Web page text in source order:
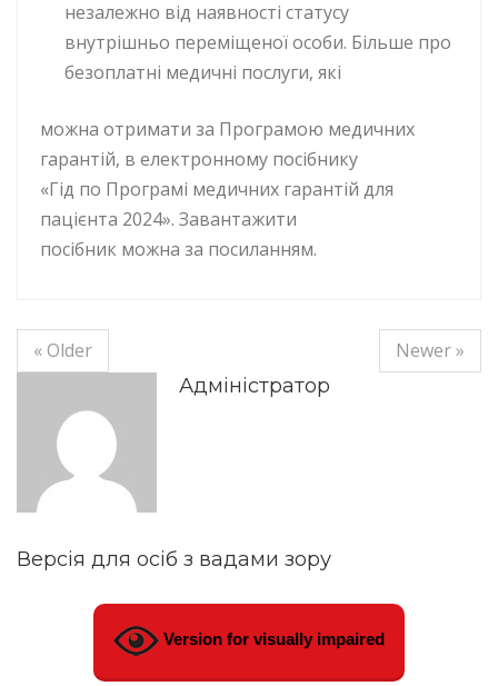
незалежно від наявності статусу
внутрішньо переміщеної особи. Більше про
безоплатні медичні послуги, які
можна отримати за Програмою медичних
гарантій, в електронному посібнику
«Гід по Програмі медичних гарантій для
пацієнта 2024». Завантажити
посібник можна за посиланням.
« Older
Newer »
Адміністратор
Версія для осіб з вадами зору
Version for visually impaired